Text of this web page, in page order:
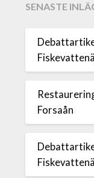
SENASTE
Forsaån